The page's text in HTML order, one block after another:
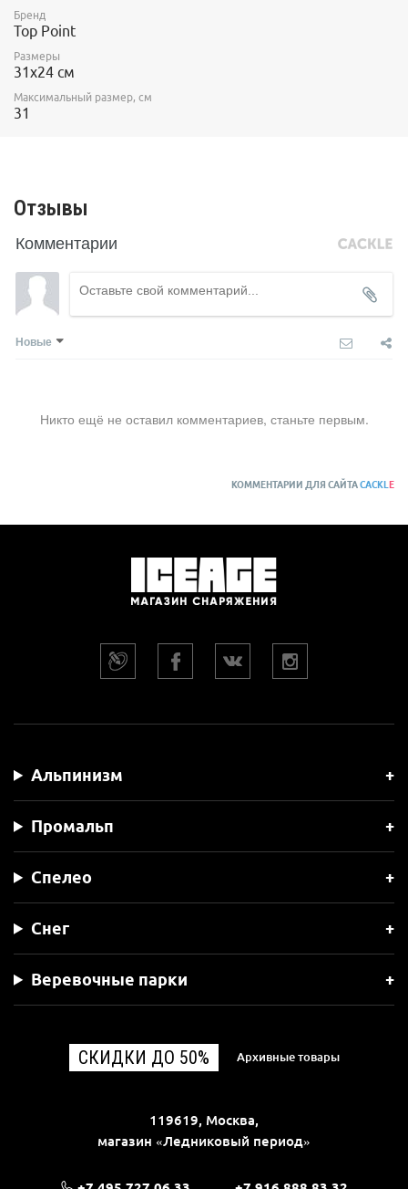
Бренд
Top Point
Размеры
31х24 см
Максимальный размер, см
31
Отзывы
Комментарии
Новые
Никто ещё не оставил комментариев, станьте первым.
КОММЕНТАРИИ ДЛЯ САЙТАCACKLE
Альпинизм
Промальп
Спелео
Снег
Веревочные парки
СКИДКИ ДО 50% Архивные товары
119619, Москва,
магазин «Ледниковый период»